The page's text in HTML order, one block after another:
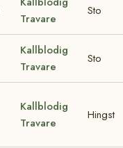
Travare
Sto
Kallblodig
Travare
Sto
Kallblodig
Travare
Hingst